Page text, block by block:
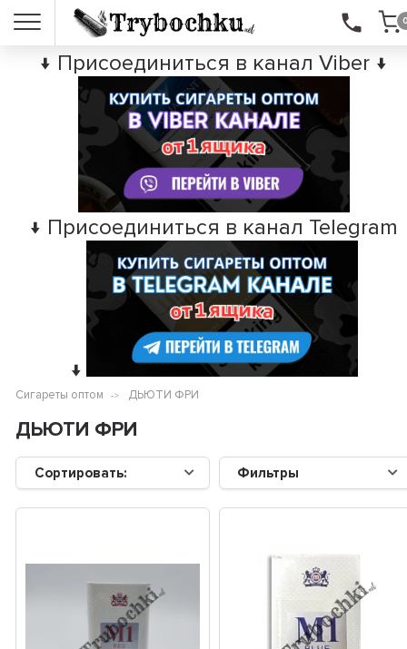
↓ Присоединиться в канал Viber ↓
↓ Присоединиться в канал Telegram
↓
Сигареты оптом ДЬЮТИ ФРИ
ДЬЮТИ ФРИ
Сортировать: Фильтры